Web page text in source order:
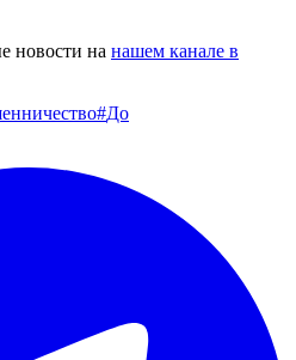
новости на нашем канале в
#До